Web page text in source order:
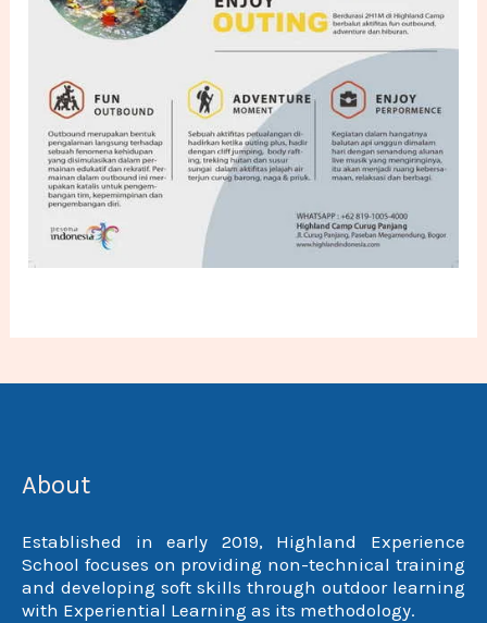
About
Established in early 2019, Highland Experience
School focuses on providing non-technical training
and developing soft skills through outdoor learning
with Experiential Learning as its methodology.